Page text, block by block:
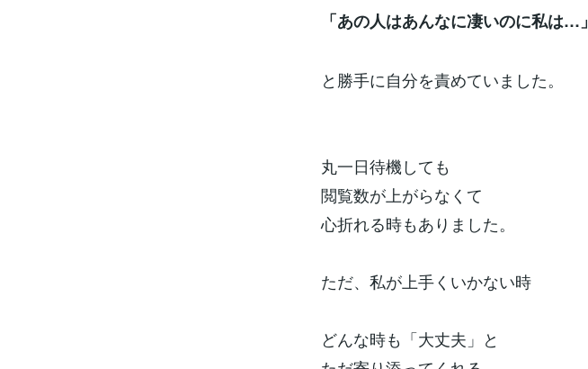
「あの人はあんなに凄いのに私は…」
と勝手に自分を責めていました。
丸一日待機しても
閲覧数が上がらなくて
心折れる時もありました。
ただ、私が上手くいかない時
どんな時も「大丈夫」と